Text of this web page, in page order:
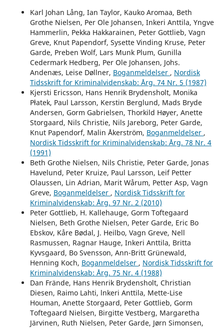
Karl Johan Lång, Ian Taylor, Kauko Aromaa, Beth
Grothe Nielsen, Per Ole Johansen, Inkeri Anttila, Yngve
Hammerlin, Pekka Hakkarainen, Peter Gottlieb, Vagn
Greve, Knut Papendorf, Sysette Vinding Kruse, Peter
Garde, Preben Wolf, Lars Munk Plum, Gunilla
Cedermark Hedberg, Per Ole Johansen, Johs.
Andenæs, Leise Døllner, Boganmeldelser , Nordisk
Tidsskrift for Kriminalvidenskab: Årg. 74 Nr. 5 (1987)
Kjersti Ericsson, Hans Henrik Brydensholt, Monika
Płatek, Paul Larsson, Kerstin Berglund, Mads Bryde
Andersen, Gorm Gabrielsen, Thorkild Høyer, Anette
Storgaard, Nils Christie, Nils Jareborg, Peter Garde,
Knut Papendorf, Malin Åkerström, Boganmeldelser ,
Nordisk Tidsskrift for Kriminalvidenskab: Årg. 78 Nr. 4
(1991)
Beth Grothe Nielsen, Nils Christie, Peter Garde, Jonas
Havelund, Peter Kruize, Paul Larsson, Leif Petter
Olaussen, Lin Adrian, Marit Wårum, Petter Asp, Vagn
Greve, Boganmeldelser , Nordisk Tidsskrift for
Kriminalvidenskab: Årg. 97 Nr. 2 (2010)
Peter Gottlieb, H. Kallehauge, Gorm Toftegaard
Nielsen, Beth Grothe Nielsen, Peter Garde, Eric Bo
Ebskov, Kåre Bødal, J. Heilbo, Vagn Greve, Nell
Rasmussen, Ragnar Hauge, Inkeri Anttila, Britta
Kyvsgaard, Bo Svensson, Ann-Britt Grünewald,
Henning Koch, Boganmeldelser , Nordisk Tidsskrift for
Kriminalvidenskab: Årg. 75 Nr. 4 (1988)
Dan Frände, Hans Henrik Brydensholt, Christian
Diesen, Raimo Lahti, lnkeri Anttila, Mette-Lise
Houman, Anette Storgaard, Peter Gottlieb, Gorm
Toftegaard Nielsen, Birgitte Vestberg, Margaretha
Järvinen, Ruth Nielsen, Peter Garde, Jørn Simonsen,